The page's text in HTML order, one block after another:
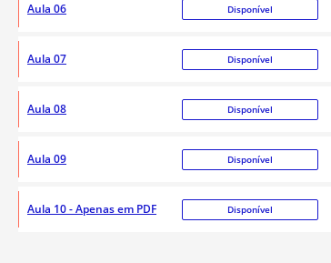
Aula 06 Disponível
Aula 07 Disponível
Aula 08 Disponível
Aula 09 Disponível
Aula 10 - Apenas em PDF Disponível